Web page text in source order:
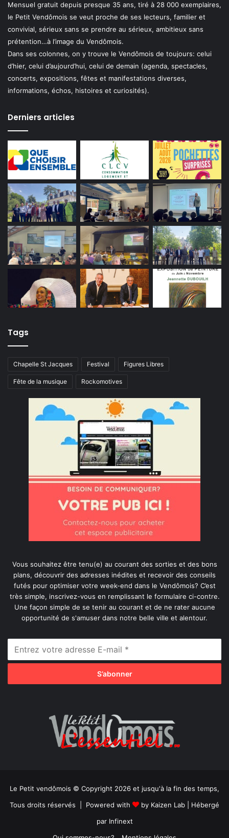
Mensuel gratuit depuis presque 35 ans, tiré à 28 000 exemplaires,
le Petit Vendômois se veut proche de ses lecteurs, familier et
convivial, sérieux sans se prendre au sérieux, ambitieux sans
prétention…à l’image du Vendômois.
Dans ses colonnes, on y trouve le Vendômois de toujours: celui
d’hier, celui d’aujourd’hui, celui de demain (agenda, spectacles,
concerts, expositions, fêtes et manifestations diverses,
informations, échos, histoires et curiosités).
Derniers articles
Tags
Chapelle St Jacques Festival Figures Libres
Fête de la musique Rockomotives
Vous souhaitez être tenu(e) au courant des sorties et des bons
plans, découvrir des adresses inédites et recevoir des conseils
futés pour optimiser votre week-end dans le Vendômois? C’est
très simple, inscrivez-vous en remplissant le formulaire ci-contre.
Une façon simple de se tenir au courant et de ne rater aucune
opportunité de s'amuser dans notre belle ville et alentour.
Le Petit vendômois © Copyright 2026 et jusqu'à la fin des temps,
Tous droits réservés | Powered with
by Kaizen Lab | Hébergé
par Infinext